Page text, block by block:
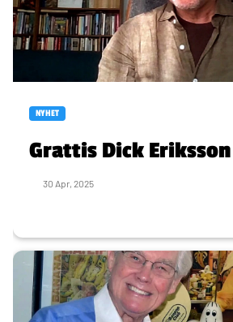
NYHET
Grattis Dick Eriksson
30 Apr, 2025